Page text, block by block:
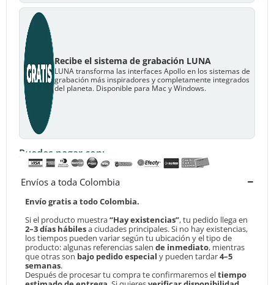
Recibe el sistema de grabación LUNA
LUNA transforma las interfaces Apollo en los sistemas de
grabación más inspiradores y completamente integrados
del planeta. Disponible para Mac y Windows.
Puedes pagar con:
Envíos a toda Colombia
Envío gratis a todo Colombia.
Si el producto muestra“Hay existencias”, tu pedido llega en
2–3 días hábilesa ciudades principales. Si no hay existencias,
los tiempos pueden variar según tu ubicación y el tipo de
producto: algunas referencias salen de inmediato, mientras
que otras son bajo pedido especial y pueden tardar4–5
semanas.
Después de procesar tu compra te confirmaremos eltiempo